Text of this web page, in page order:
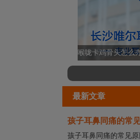
最新文章
孩子耳鼻同痛的常
孩子耳鼻同痛的常见原